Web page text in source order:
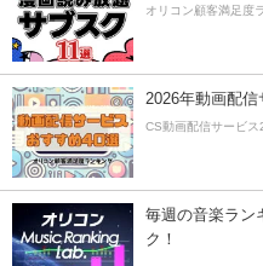
オリコン顧客満足度
2026年動画配信
CS動画配信サービス
毎週の音楽ラン
ク！